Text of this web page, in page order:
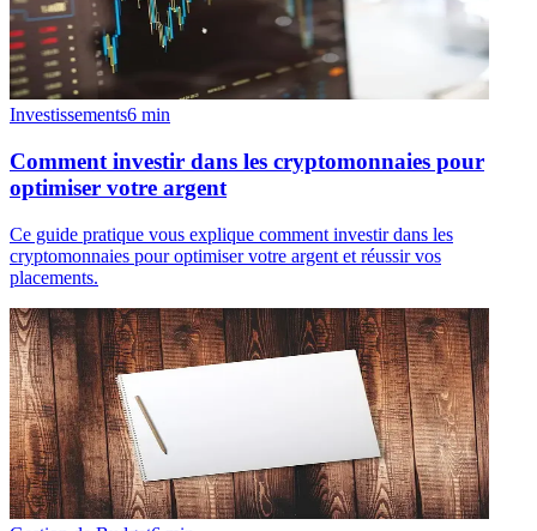
Investissements6 min
Comment investir dans les cryptomonnaies pour
optimiser votre argent
Ce guide pratique vous explique comment investir dans les
cryptomonnaies pour optimiser votre argent et réussir vos
placements.